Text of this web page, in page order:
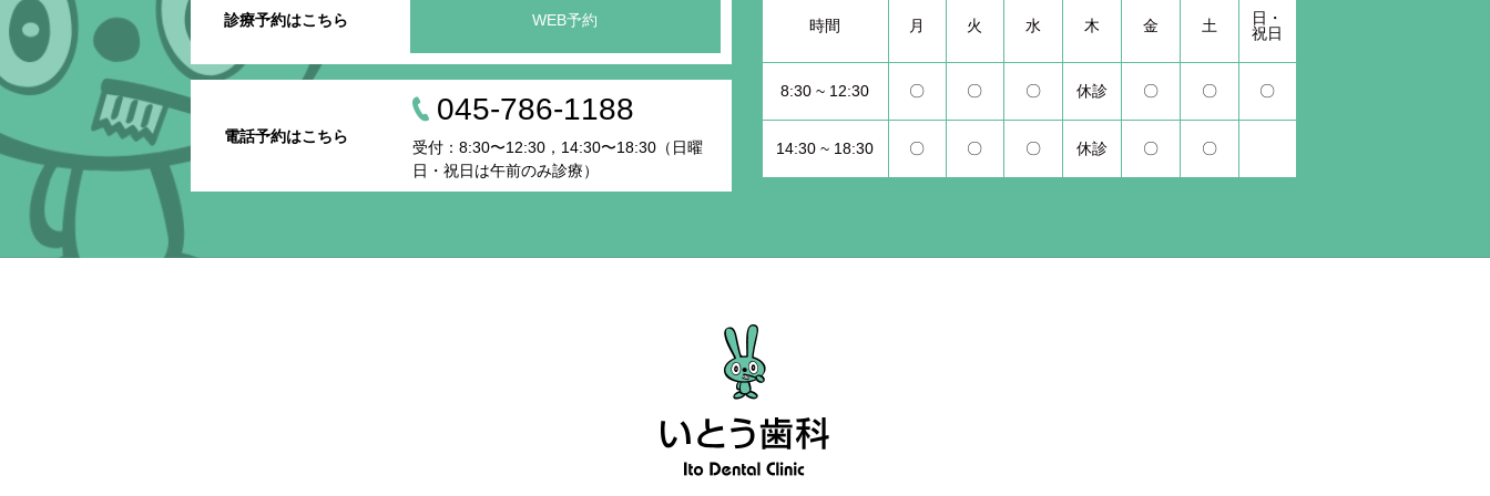
診療予約はこちら WEB予約
電話予約はこちら
045-786-1188
受付：8:30〜12:30，14:30〜18:30（日曜
日・祝日は午前のみ診療）
時間 月 火 水 木 金 土
日・
祝日
8:30 ~ 12:30 〇 〇 〇 休診 〇 〇 〇
14:30 ~ 18:30 〇 〇 〇 休診 〇 〇